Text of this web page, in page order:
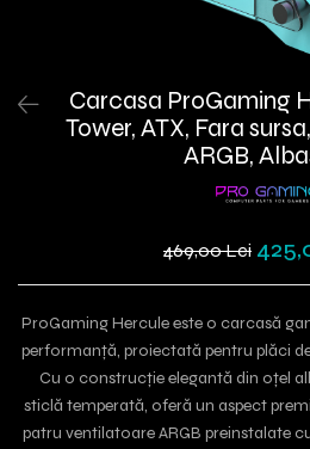
Carcasa ProGaming
Tower, ATX, Fara
ARGB,
469,00 Lei
ProGaming Hercule este o carcasă
performanță, proiectată pentru plăci de
Cu o construcție elegantă din oțel
sticlă temperată, oferă un aspect
patru ventilatoare ARGB preinstalate